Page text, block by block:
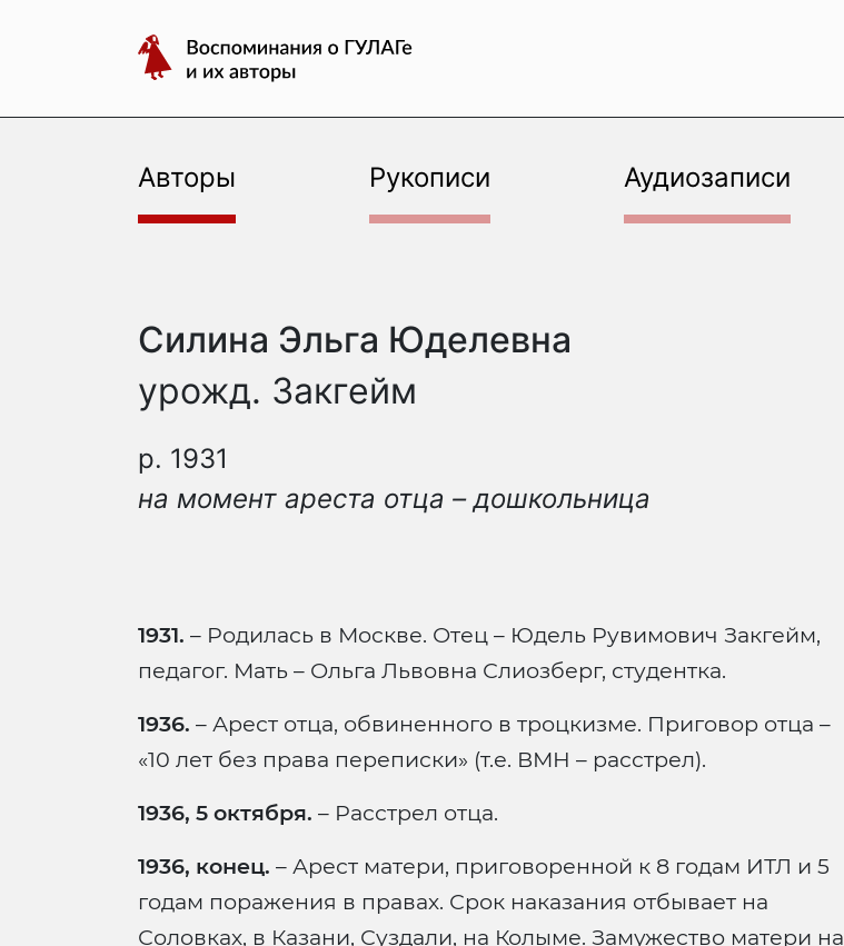
Воспоминания
о
и
авторы
Авторы Рукописи Аудиозаписи
Силина Эльга Юделевна
урожд. Закгейм
р. 1931
на момент ареста отца – дошкольница
1931. – Родилась в Москве. Отец – Юдель Рувимович Закгейм,
педагог. Мать – Ольга Львовна Слиозберг, студентка.
1936. – Арест отца, обвиненного в троцкизме. Приговор отца –
«10 лет без права переписки» (т.е. ВМН – расстрел).
1936, 5 октября. – Расстрел отца.
1936, конец. – Арест матери, приговоренной к 8 годам ИТЛ и 5
годам поражения в правах. Срок наказания отбывает на
Соловках, в Казани, Суздали, на Колыме. Замужество матери на